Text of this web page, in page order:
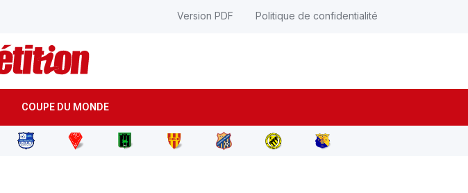
COUPE DU MONDE
Version PDF Politique de confidentialité